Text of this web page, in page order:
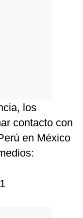
los
contacto con
en México